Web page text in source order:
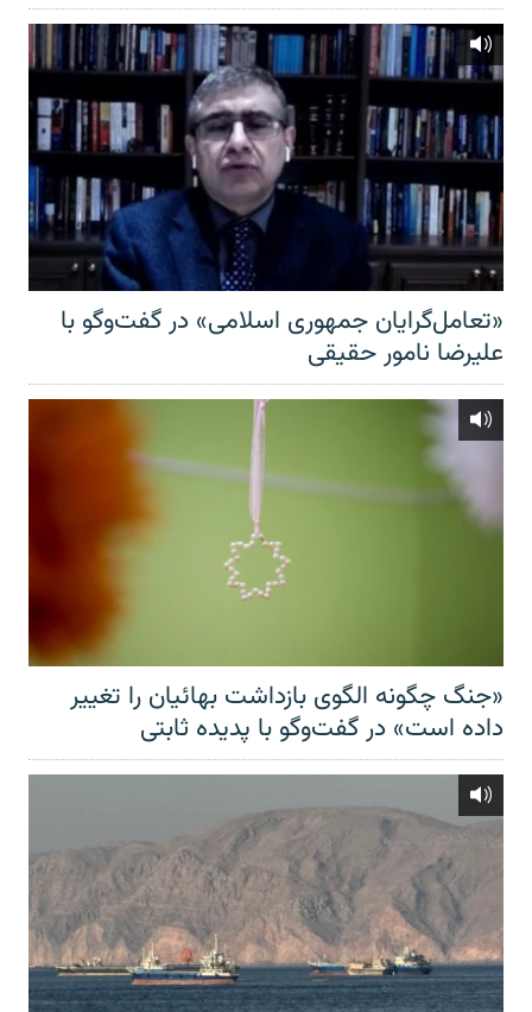
«تعامل‌گرایان جمهوری اسلامی» در گفت‌وگو با
علیرضا نامور حقیقی
«جنگ چگونه الگوی بازداشت بهائیان را تغییر
داده است» در گفت‌وگو با پدیده ثابتی